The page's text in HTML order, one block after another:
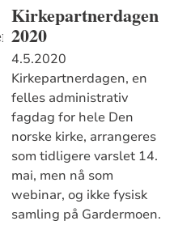
Kirkepartnerdagen
2020
4.5.2020
Kirkepartnerdagen, en
felles administrativ
fagdag for hele Den
norske kirke, arrangeres
som tidligere varslet 14.
mai, men nå som
webinar, og ikke fysisk
samling på Gardermoen.